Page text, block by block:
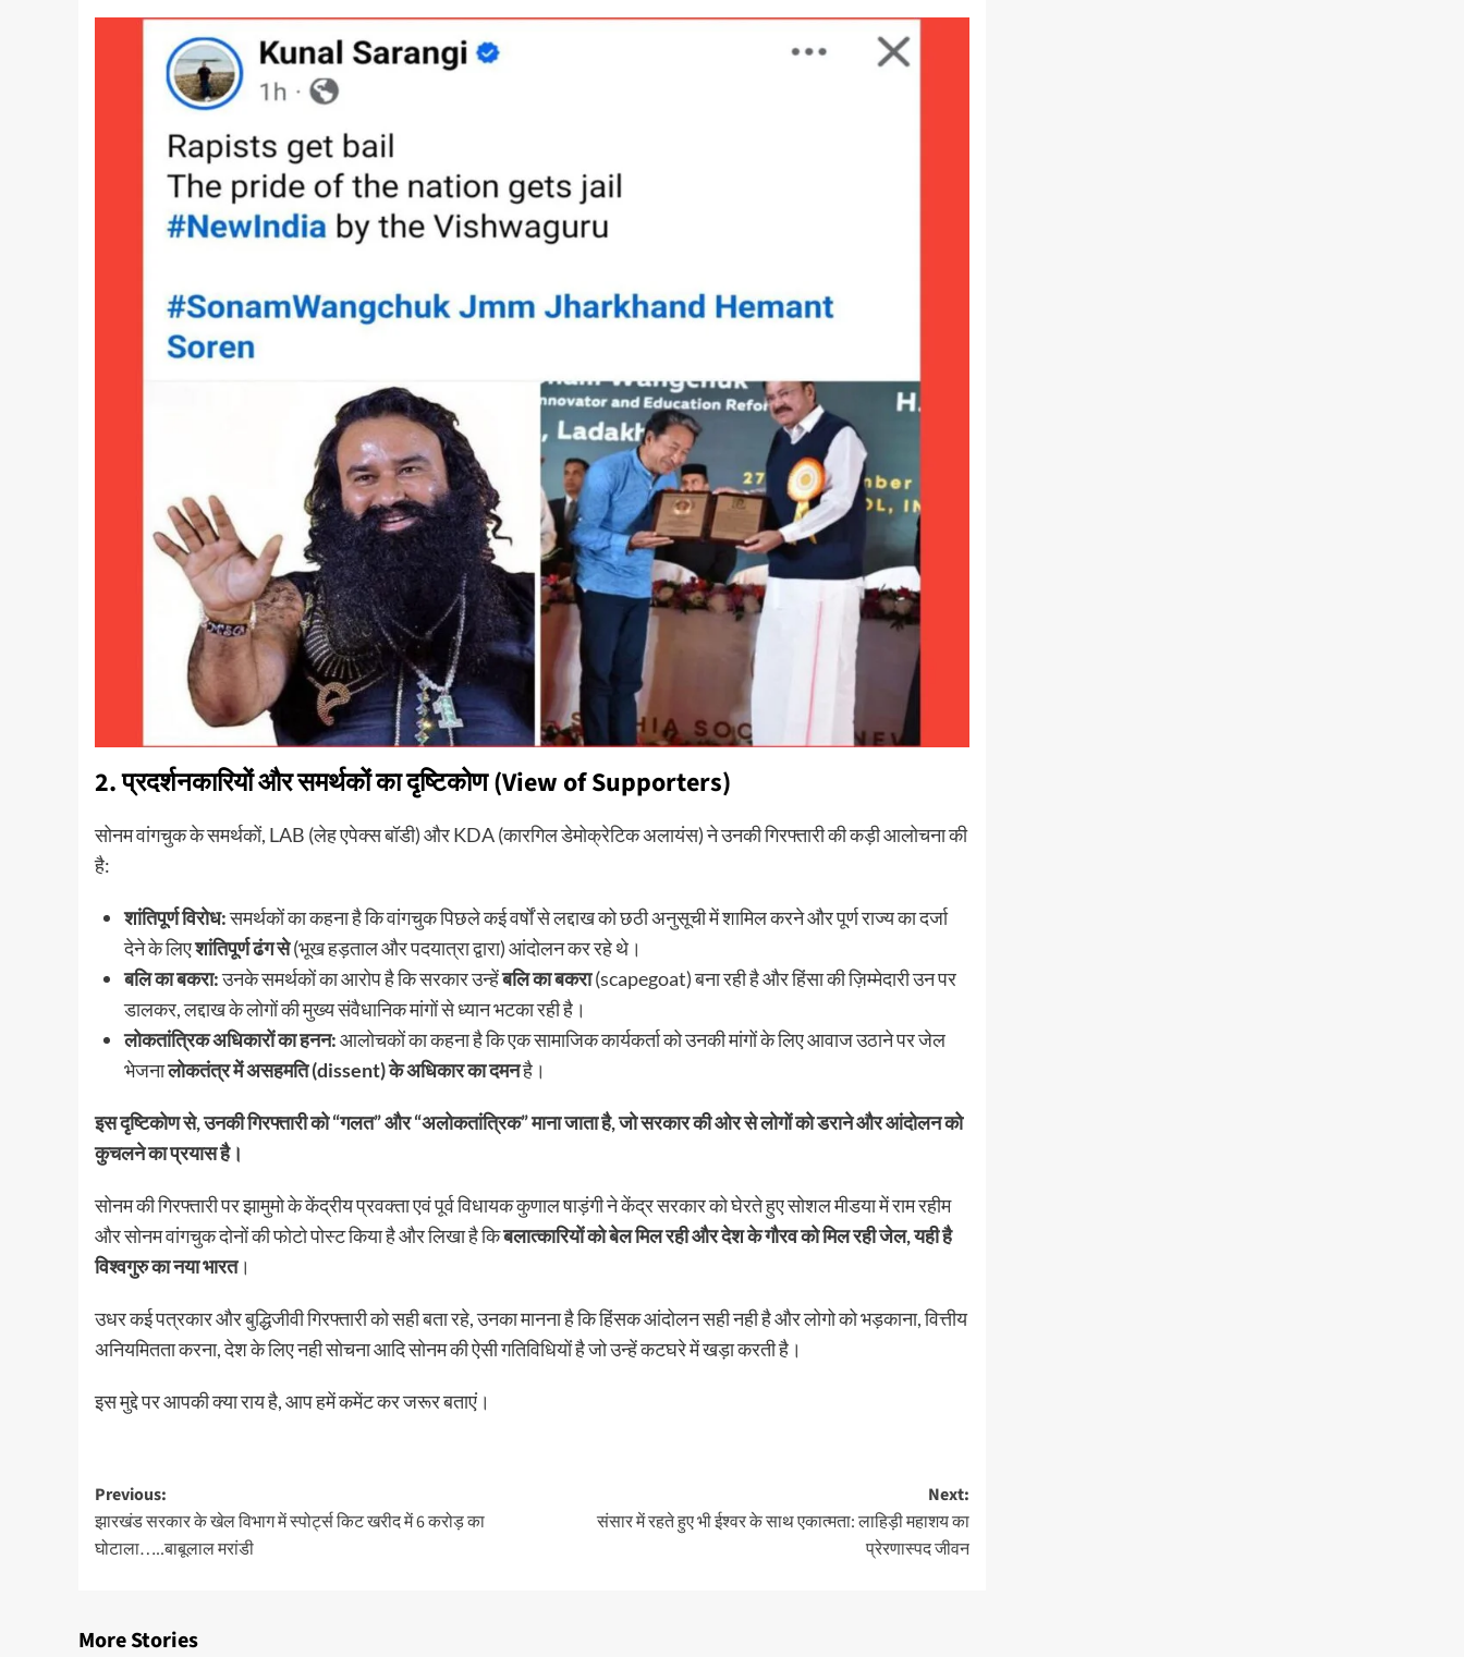
​2. प्रदर्शनकारियों और समर्थकों का दृष्टिकोण (View of Supporters)
​सोनम वांगचुक के समर्थकों, LAB (लेह एपेक्स बॉडी) और KDA (कारगिल डेमोक्रेटिक अलायंस) ने उनकी गिरफ्तारी की कड़ी आलोचना की
है:
शांतिपूर्ण विरोध:समर्थकों का कहना है कि वांगचुक पिछले कई वर्षों से लद्दाख को छठी अनुसूची में शामिल करने और पूर्ण राज्य का दर्जा
देने के लिएशांतिपूर्ण ढंग से(भूख हड़ताल और पदयात्रा द्वारा) आंदोलन कर रहे थे।
बलि का बकरा:उनके समर्थकों का आरोप है कि सरकार उन्हेंबलि का बकरा(scapegoat) बना रही है और हिंसा की ज़िम्मेदारी उन पर
डालकर, लद्दाख के लोगों की मुख्य संवैधानिक मांगों से ध्यान भटका रही है।
लोकतांत्रिक अधिकारों का हनन:आलोचकों का कहना है कि एक सामाजिक कार्यकर्ता को उनकी मांगों के लिए आवाज उठाने पर जेल
भेजनालोकतंत्र में असहमति (dissent) के अधिकार का दमनहै।
इस दृष्टिकोण से, उनकी गिरफ्तारी को “गलत” और “अलोकतांत्रिक” माना जाता है, जो सरकार की ओर से लोगों को डराने और आंदोलन को
कुचलने का प्रयास है।
सोनम की गिरफ्तारी पर झामुमो के केंद्रीय प्रवक्ता एवं पूर्व विधायक कुणाल षाड़ंगी ने केंद्र सरकार को घेरते हुए सोशल मीडया में राम रहीम
और सोनम वांगचुक दोनों की फोटो पोस्ट किया है और लिखा है किबलात्कारियों को बेल मिल रही और देश के गौरव को मिल रही जेल, यही है
विश्वगुरु का नया भारत।
उधर कई पत्रकार और बुद्धिजीवी गिरफ्तारी को सही बता रहे, उनका मानना है कि हिंसक आंदोलन सही नही है और लोगो को भड़काना, वित्तीय
अनियमितता करना, देश के लिए नही सोचना आदि सोनम की ऐसी गतिविधियों है जो उन्हें कटघरे में खड़ा करती है।
इस मुद्दे पर आपकी क्या राय है, आप हमें कमेंट कर जरूर बताएं।
Post
navigation
Previous:
झारखंड सरकार के खेल विभाग में स्पोर्ट्स किट खरीद में 6 करोड़ का
घोटाला…..बाबूलाल मरांडी
Next:
संसार में रहते हुए भी ईश्वर के साथ एकात्मता: लाहिड़ी महाशय का
प्रेरणास्पद जीवन
More Stories